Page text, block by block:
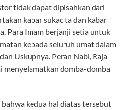
tidak dapat dipisahkan dari
kabar sukacita dan kabar
Para Imam berjanji setia untuk
kepada seluruh umat dalam
Uskupnya. Peran Nabi, Raja
menyelamatkan domba-domba
kedua hal diatas tersebut